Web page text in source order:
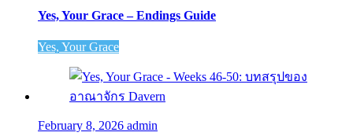
Yes, Your Grace – Endings Guide
Yes, Your Grace
February 8, 2026 admin